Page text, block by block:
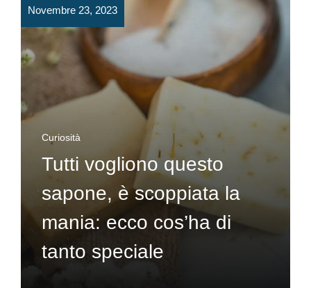
Novembre 23, 2023
Curiosità
Tutti vogliono questo
sapone, è scoppiata la
mania: ecco cos’ha di
tanto speciale